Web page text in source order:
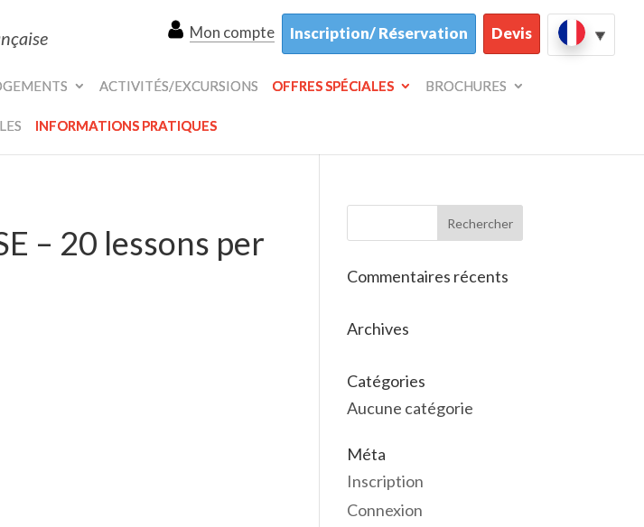
Mon compte Inscription/ Réservation Devis
ACTIVITÉS/EXCURSIONS OFFRES SPÉCIALES BROCHURES
INFORMATIONS PRATIQUES
– 20 lessons per
Commentaires récents
Archives
Catégories
Aucune catégorie
Méta
Inscription
Connexion